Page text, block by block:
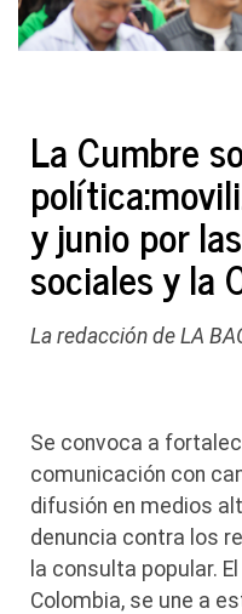
La Cumbre
y junio por
sociales y la
La redacción de LA
Se convoca a
comunicación con
difusión en medios
denuncia contra los
la consulta popular.
Colombia, se une a